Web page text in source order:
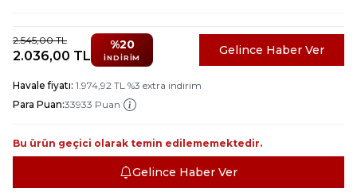
2.545,00TL
2.036,00 TL
%20
İNDIRIM
Gelince Haber Ver
Havale fiyatı: 1.974,92 TL %3 extra indirim
Para Puan:33933 Puan
Bu ürün geçici olarak temin edilememektedir.
Gelince Haber Ver